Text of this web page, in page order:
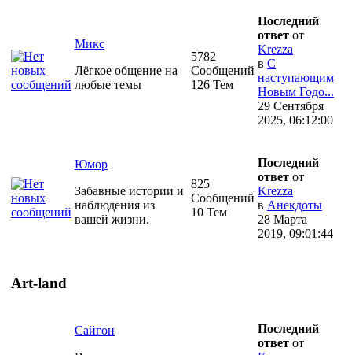
Микс
Лёгкое общение на
любые темы
5782
Сообщений
126 Тем
Последний
ответ от
Krezza
в С
наступающим
Новым Годо...
29 Сентября
2025, 06:12:00
Юмор
Забавные истории и
наблюдения из
вашей жизни.
825
Сообщений
10 Тем
Последний
ответ от
Krezza
в Анекдоты
28 Марта
2019, 09:01:44
Art-land
Сайгон
Последний
ответ от